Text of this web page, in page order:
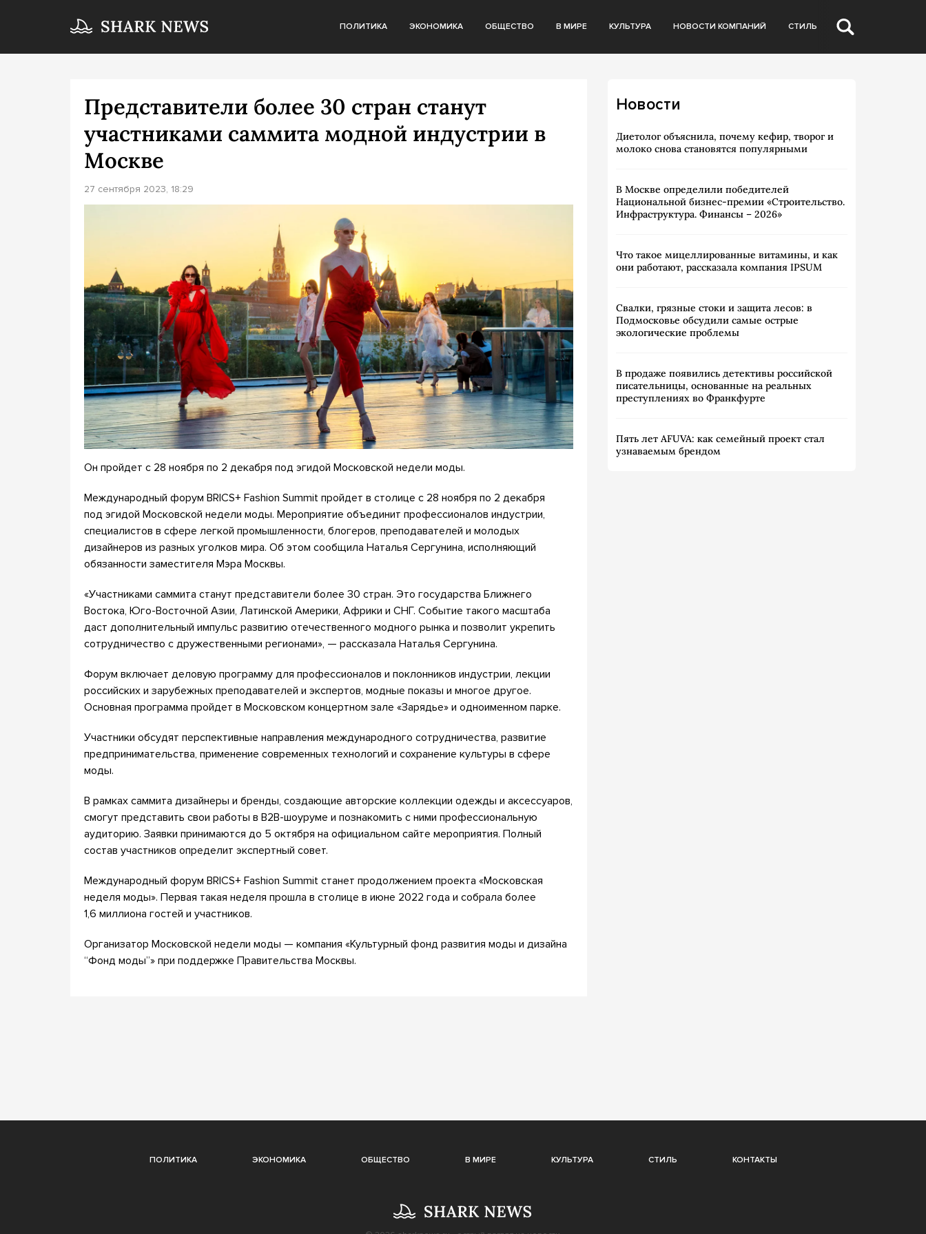
ПОЛИТИКА ЭКОНОМИКА ОБЩЕСТВО В МИРЕ КУЛЬТУРА НОВОСТИ КОМПАНИЙ СТИЛЬ
Представители более 30 стран станут
участниками саммита модной индустрии в
Москве
27 сентября 2023, 18:29
Он пройдет с 28 ноября по 2 декабря под эгидой Московской недели моды.
Международный форум BRICS+ Fashion Summit пройдет в столице с 28 ноября по 2 декабря
под эгидой Московской недели моды. Мероприятие объединит профессионалов индустрии,
специалистов в сфере легкой промышленности, блогеров, преподавателей и молодых
дизайнеров из разных уголков мира. Об этом сообщила Наталья Сергунина, исполняющий
обязанности заместителя Мэра Москвы.
«Участниками саммита станут представители более 30 стран. Это государства Ближнего
Востока, Юго-Восточной Азии, Латинской Америки, Африки и СНГ. Событие такого масштаба
даст дополнительный импульс развитию отечественного модного рынка и позволит укрепить
сотрудничество с дружественными регионами», — рассказала Наталья Сергунина.
Форум включает деловую программу для профессионалов и поклонников индустрии, лекции
российских и зарубежных преподавателей и экспертов, модные показы и многое другое.
Основная программа пройдет в Московском концертном зале «Зарядье» и одноименном парке.
Участники обсудят перспективные направления международного сотрудничества, развитие
предпринимательства, применение современных технологий и сохранение культуры в сфере
моды.
В рамках саммита дизайнеры и бренды, создающие авторские коллекции одежды и аксессуаров,
смогут представить свои работы в B2B-шоуруме и познакомить с ними профессиональную
аудиторию. Заявки принимаются до 5 октября на официальном сайте мероприятия. Полный
состав участников определит экспертный совет.
Международный форум BRICS+ Fashion Summit станет продолжением проекта «Московская
неделя моды». Первая такая неделя прошла в столице в июне 2022 года и собрала более
1,6 миллиона гостей и участников.
Организатор Московской недели моды — компания «Культурный фонд развития моды и дизайна
“Фонд моды”» при поддержке Правительства Москвы.
Новости
Диетолог объяснила, почему кефир, творог и
молоко снова становятся популярными
В Москве определили победителей
Национальной бизнес-премии «Строительство.
Инфраструктура. Финансы – 2026»
Что такое мицеллированные витамины, и как
они работают, рассказала компания IPSUM
Свалки, грязные стоки и защита лесов: в
Подмосковье обсудили самые острые
экологические проблемы
В продаже появились детективы российской
писательницы, основанные на реальных
преступлениях во Франкфурте
Пять лет AFUVA: как семейный проект стал
узнаваемым брендом
ПОЛИТИКА ЭКОНОМИКА ОБЩЕСТВО В МИРЕ КУЛЬТУРА СТИЛЬ КОНТАКТЫ